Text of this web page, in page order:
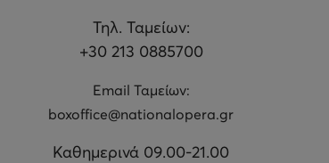
Τηλ. Ταμείων:
+30 213 0885700
Εmail Ταμείων:
boxoffice@nationalopera.gr
Καθημερινά 09.00-21.00